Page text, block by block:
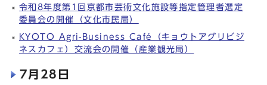
令和8年度第1回京都市芸術文化施設等指定管理者選定
委員会の開催（文化市民局）
KYOTO Agri-Business Café（キョウトアグリビジ
ネスカフェ）交流会の開催（産業観光局）
7月28日